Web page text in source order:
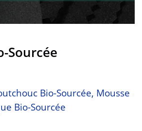
Sourcée
Bio-Sourcée, Mousse
Bio-Sourcée